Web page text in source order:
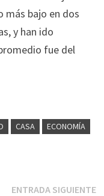
más bajo en dos
y han ido
fue del
CASA
ECONOMÍA
ENTRADA SIGUIENTE